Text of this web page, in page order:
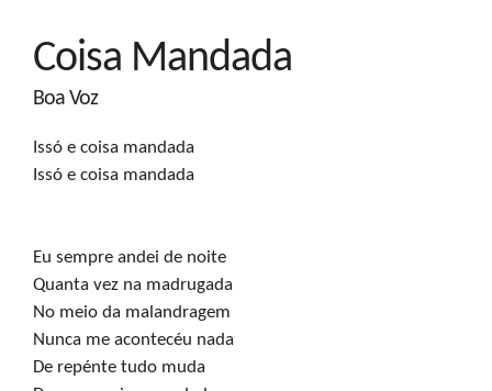
Coisa Mandada
Boa Voz
Issó e coisa mandada
Issó e coisa mandada
Eu sempre andei de noite
Quanta vez na madrugada
No meio da malandragem
Nunca me acontecéu nada
De repénte tudo muda